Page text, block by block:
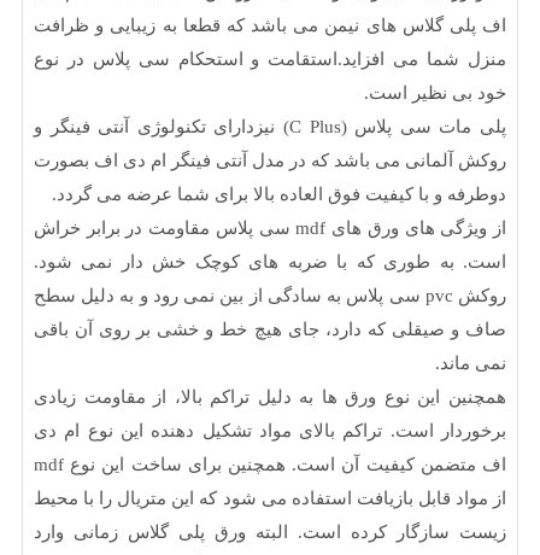
گلاس های نیمن می باشد که قطعا به زیبایی و ظرافت
شما می افزاید.استقامت و استحکام سی پلاس در نوع
نظیر است.
پلی مات سی پلاس (C Plus) نیزدارای تکنولوژی آنتی فینگر و
آلمانی می باشد که در مدل آنتی فینگر ام دی اف بصورت
و با کیفیت فوق العاده بالا برای شما عرضه می گردد.
از ویژگی های ورق های mdf سی پلاس مقاومت در برابر خراش
به طوری که با ضربه های کوچک خش دار نمی شود.
روکش pvc سی پلاس به سادگی از بین نمی رود و به دلیل سطح
صیقلی که دارد، جای هیچ خط و خشی بر روی آن باقی
این نوع ورق ها به دلیل تراکم بالا، از مقاومت زیادی
است. تراکم بالای مواد تشکیل دهنده این نوع ام دی
اف متضمن کیفیت آن است. همچنین برای ساخت این نوع mdf
قابل بازیافت استفاده می شود که این متریال را با محیط
سازگار کرده است. البته ورق پلی گلاس زمانی وارد